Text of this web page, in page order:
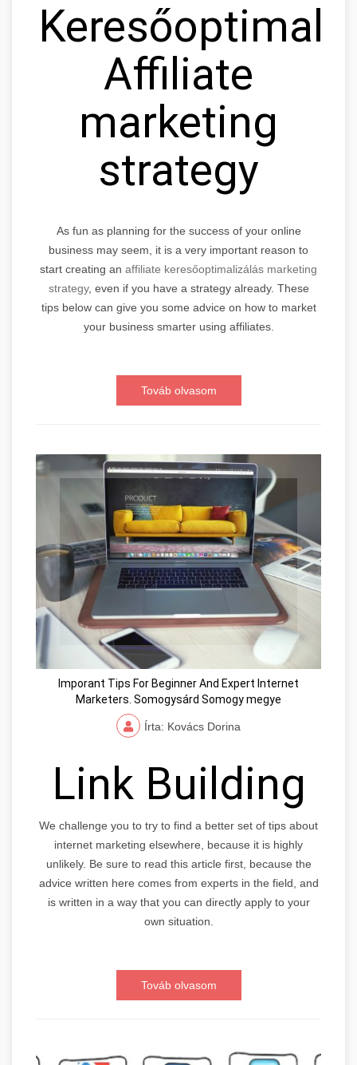
Affiliate
marketing
strategy
As fun as planning for the success of your online
business may seem, it is a very important reason to
start creating an affiliate keresőoptimalizálás marketing
strategy, even if you have a strategy already. These
tips below can give you some advice on how to market
your business smarter using affiliates.
Továb olvasom
Imporant Tips For Beginner And Expert Internet
Marketers. Somogysárd Somogy megye
Írta: Kovács Dorina
Link Building
We challenge you to try to find a better set of tips about
internet marketing elsewhere, because it is highly
unlikely. Be sure to read this article first, because the
advice written here comes from experts in the field, and
is written in a way that you can directly apply to your
own situation.
Továb olvasom